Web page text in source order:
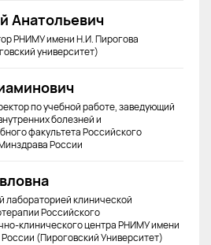
Анатольевич
РНИМУ имени Н.И. Пирогова
университет)
по учебной работе, заведующий
болезней и
факультета Российского
России
лабораторией клинической
Российского
клинического центра РНИМУ имени
(Пироговский Университет)